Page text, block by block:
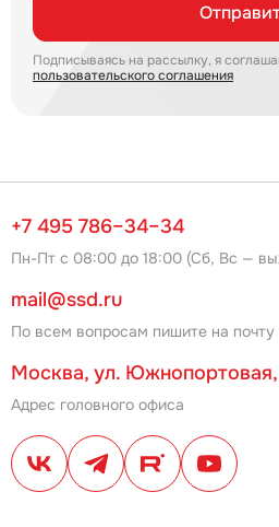
Подписываясь на рассылку, я
пользовательского соглашения
+7 495 786–34–34
Пн-Пт с 08:00 до 18:00 (Сб, Вс —
mail@ssd.ru
По всем вопросам пишите на почту
Москва, ул.
Адрес головного офиса